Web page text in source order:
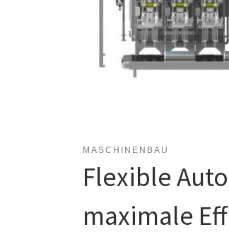
MASCHINENBAU
Flexible
maximale